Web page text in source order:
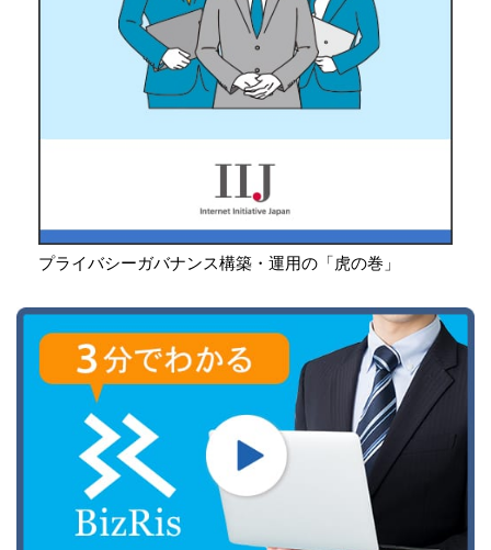
プライバシーガバナンス構築・運用の「虎の巻」